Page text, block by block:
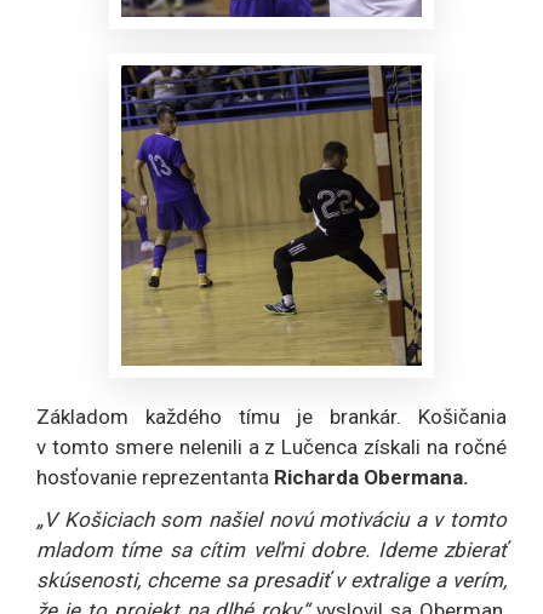
Základom každého tímu je brankár. Košičania
v tomto smere nelenili a z Lučenca získali na ročné
hosťovanie reprezentanta Richarda Obermana.
„V Košiciach som našiel novú motiváciu a v tomto
mladom tíme sa cítim veľmi dobre. Ideme zbierať
skúsenosti, chceme sa presadiť v extralige a verím,